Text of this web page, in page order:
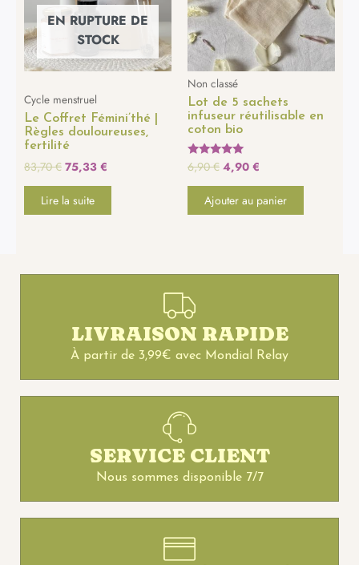
EN RUPTURE DE
STOCK
Cycle menstruel
Le Coffret Fémini’thé |
Règles douloureuses,
fertilité
83,70€ 75,33 €
Lire la suite
Non classé
Lot de 5 sachets
infuseur réutilisable en
coton bio
Note
5.00
sur 5
6,90€ 4,90 €
Ajouter au panier
LIVRAISON RAPIDE
À partir de 3,99€ avec Mondial Relay
SERVICE CLIENT
Nous sommes disponible 7/7